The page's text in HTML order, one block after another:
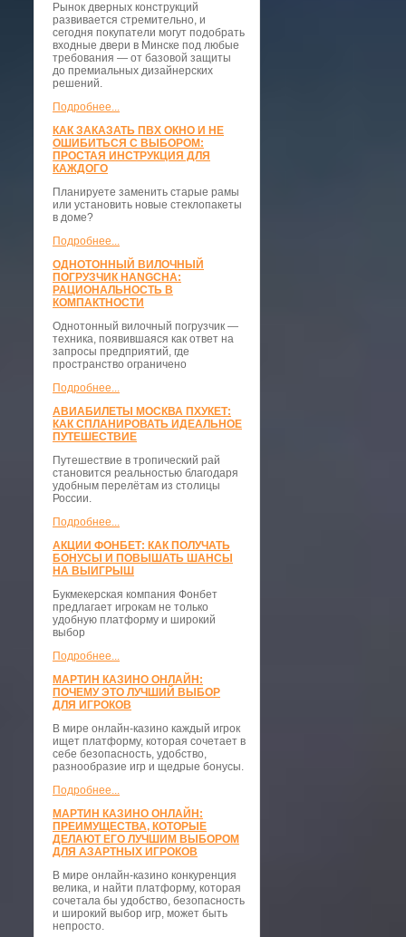
Рынок дверных конструкций
развивается стремительно, и
сегодня покупатели могут подобрать
входные двери в Минске под любые
требования — от базовой защиты
до премиальных дизайнерских
решений.
Подробнее...
КАК ЗАКАЗАТЬ ПВХ ОКНО И НЕ
ОШИБИТЬСЯ С ВЫБОРОМ:
ПРОСТАЯ ИНСТРУКЦИЯ ДЛЯ
КАЖДОГО
Планируете заменить старые рамы
или установить новые стеклопакеты
в доме?
Подробнее...
ОДНОТОННЫЙ ВИЛОЧНЫЙ
ПОГРУЗЧИК HANGCHA:
РАЦИОНАЛЬНОСТЬ В
КОМПАКТНОСТИ
​Однотонный вилочный погрузчик —
техника, появившаяся как ответ на
запросы предприятий, где
пространство ограничено
Подробнее...
АВИАБИЛЕТЫ МОСКВА ПХУКЕТ:
КАК СПЛАНИРОВАТЬ ИДЕАЛЬНОЕ
ПУТЕШЕСТВИЕ
Путешествие в тропический рай
становится реальностью благодаря
удобным перелётам из столицы
России.
Подробнее...
АКЦИИ ФОНБЕТ: КАК ПОЛУЧАТЬ
БОНУСЫ И ПОВЫШАТЬ ШАНСЫ
НА ВЫИГРЫШ
Букмекерская компания Фонбет
предлагает игрокам не только
удобную платформу и широкий
выбор
Подробнее...
МАРТИН КАЗИНО ОНЛАЙН:
ПОЧЕМУ ЭТО ЛУЧШИЙ ВЫБОР
ДЛЯ ИГРОКОВ
В мире онлайн-казино каждый игрок
ищет платформу, которая сочетает в
себе безопасность, удобство,
разнообразие игр и щедрые бонусы.
Подробнее...
МАРТИН КАЗИНО ОНЛАЙН:
ПРЕИМУЩЕСТВА, КОТОРЫЕ
ДЕЛАЮТ ЕГО ЛУЧШИМ ВЫБОРОМ
ДЛЯ АЗАРТНЫХ ИГРОКОВ
В мире онлайн-казино конкуренция
велика, и найти платформу, которая
сочетала бы удобство, безопасность
и широкий выбор игр, может быть
непросто.